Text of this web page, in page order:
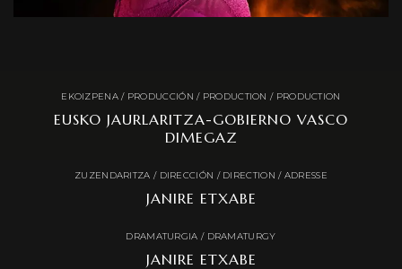
EKOIZPENA / PRODUCCIÓN / PRODUCTION / PRODUCTION
EUSKO JAURLARITZA-GOBIERNO VASCO
DIMEGAZ
ZUZENDARITZA / DIRECCIÓN / DIRECTION / ADRESSE
JANIRE ETXABE
DRAMATURGIA / DRAMATURGY
JANIRE ETXABE